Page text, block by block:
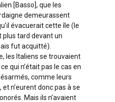
[Basso], que les
demeurassent
évacuerait cette île (le
tard devant un
fut acquitté).
les Italiens se trouvaient
qui n’était pas le cas en
comme leurs
n’eurent donc pas à se
Mais ils n’avaient